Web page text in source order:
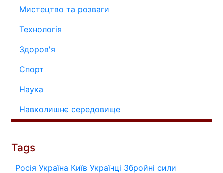
Мистецтво та розваги
Технологія
Здоров'я
Спорт
Наука
Навколишнє середовище
Tags
Росія Україна Київ Українці Збройні сили